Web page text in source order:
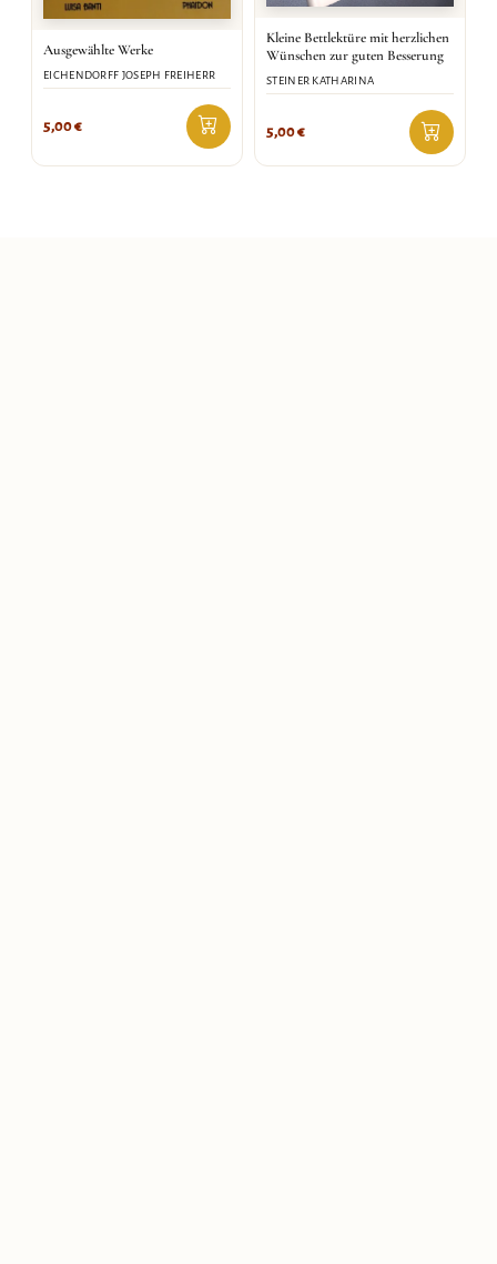
Ausgewählte Werke
EICHENDORFF JOSEPH FREIHERR
5,00€
Kleine Bettlektüre mit herzlichen
Wünschen zur guten Besserung
STEINER KATHARINA
5,00€